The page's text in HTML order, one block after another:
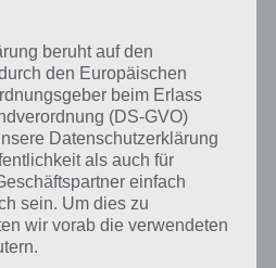
beruht auf den
den Europäischen
beim Erlass
(DS-GVO)
Datenschutzerklärung
als auch für
einfach
sein. Um dies zu
wir vorab die verwendeten